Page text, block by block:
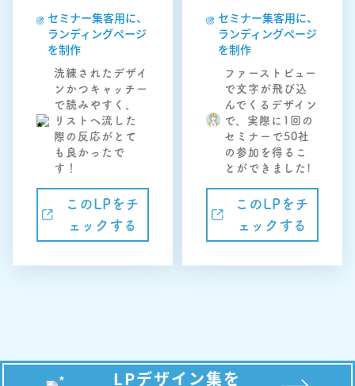
セミナー集客用に、
ランディングページ
を制作
洗練されたデザイ
ンかつキャッチー
で読みやすく、
リストへ流した
際の反応がとて
も良かったで
す！
このLPをチ
ェックする
セミナー集客用に、
ランディングページ
を制作
ファーストビュー
で文字が飛び込
んでくるデザイン
で、実際に1回の
セミナーで50社
の参加を得るこ
とができました!
このLPをチ
ェックする
LPデザイン集を